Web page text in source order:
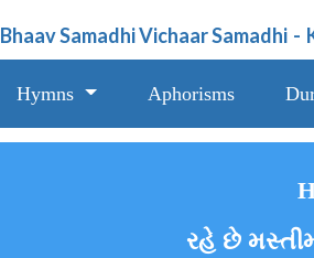
Bhaav Samadhi Vichaar Samadhi -
Hymns Aphorisms
રહે છે